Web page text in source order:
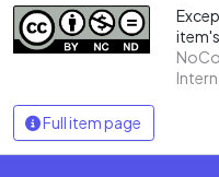
Full item page